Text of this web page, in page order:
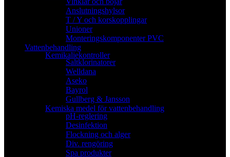
Anslutningshylsor
T / Y och korskopplingar
Unioner
Monteringskomponenter PVC
Vattenbehandling
Kemikaliekontroller
Saltklorinatorer
Welldana
Aseko
Bayrol
Gullberg & Jansson
Kemiska medel för vattenbehandling
pH-reglering
Desinfektion
Flockning och alger
Div. rengöring
Spa produkter